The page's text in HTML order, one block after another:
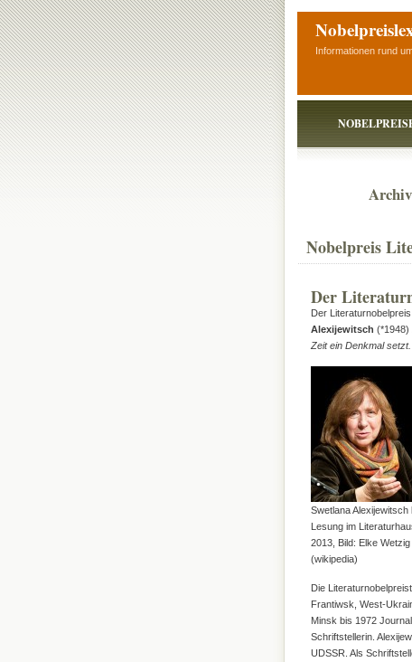
Informationen rund
Nobelpreis
Der
Der
Alexijewitsch (*1948)
Zeit ein Denkmal setzt.
Swetlana Alexijewitsch
Lesung im
2013, Bild: Elke Wetzig
(wikipedia)
Die
Frantiwsk, West-
Minsk bis 1972
Schriftstellerin.
UDSSR. Als